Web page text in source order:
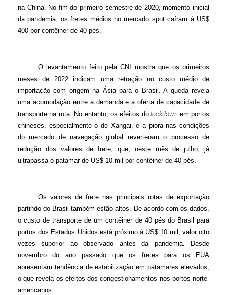
na China. No fim do primeiro semestre de 2020, momento inicial
da pandemia, os fretes médios no mercado spot caíram à US$
400 por contêiner de 40 pés.
O levantamento feito pela CNI mostra que os primeiros
meses de 2022 indicam uma retração no custo médio de
importação com origem na Ásia para o Brasil. A queda revela
uma acomodação entre a demanda e a oferta de capacidade de
transporte na rota. No entanto, os efeitos do lockdown em portos
chineses, especialmente o de Xangai, e a piora nas condições
do mercado de navegação global reverteram o processo de
redução dos valores de frete, que, neste mês de julho, já
ultrapassa o patamar de US$ 10 mil por contêiner de 40 pés.
Os valores de frete nas principais rotas de exportação
partindo do Brasil também estão altos. De acordo com os dados,
o custo de transporte de um contêiner de 40 pés do Brasil para
portos dos Estados Unidos está próximo à US$ 10 mil, valor oito
vezes superior ao observado antes da pandemia. Desde
novembro do ano passado que os fretes para os EUA
apresentam tendência de estabilização em patamares elevados,
o que revela os efeitos dos congestionamentos nos portos norte-
americanos.